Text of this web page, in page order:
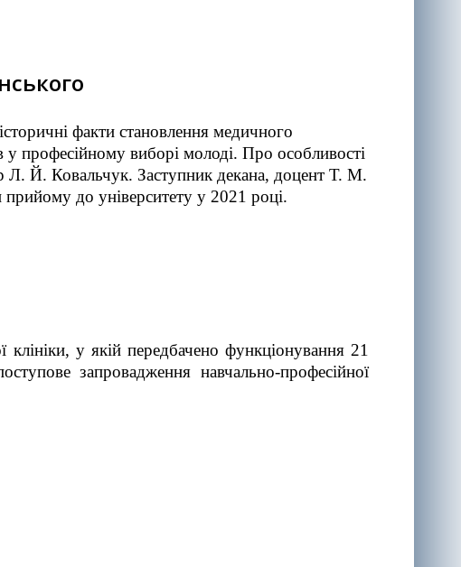
факти становлення медичного
у професійному виборі молоді. Про особливості
Л. Й. Ковальчук. Заступник декана, доцент Т. М.
до університету у 2021 році.
клініки, у якій передбачено функціонування 21
запровадження навчально-професійної